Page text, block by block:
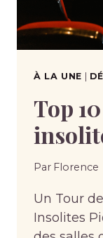
À LA UNE
Top
Par Florence
Un Tour
Insolites